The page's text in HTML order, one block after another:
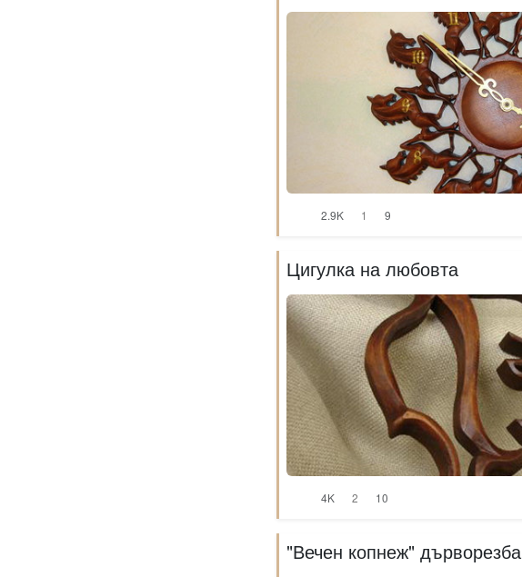
2.9K 1 9
Цигулка на любовта
4K 2 10
"Вечен копнеж" дърворезба